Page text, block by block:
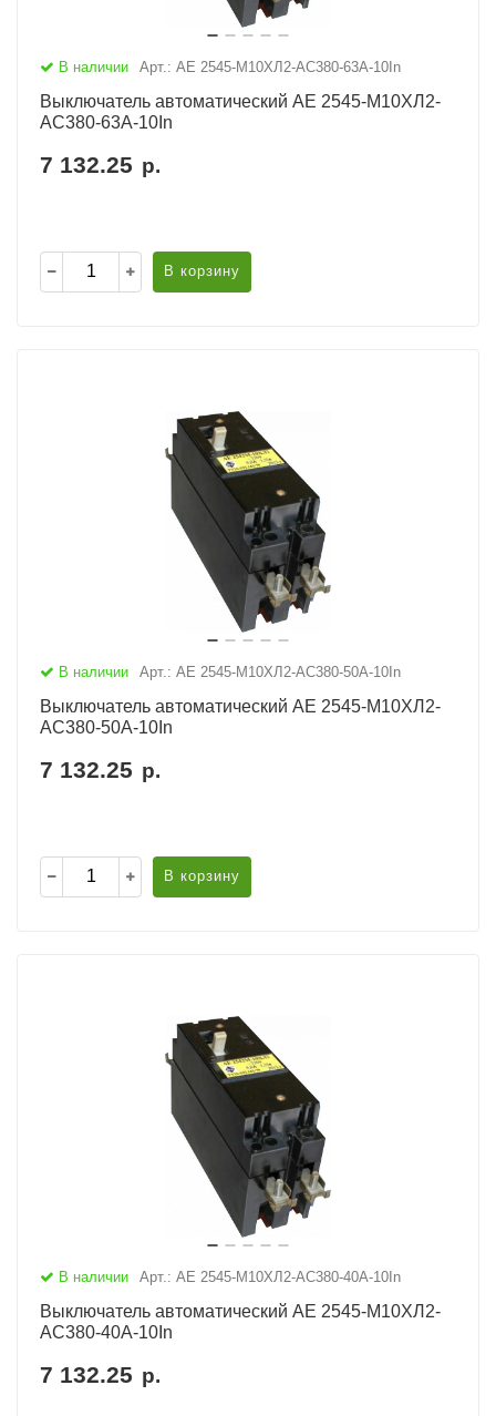
В наличии Арт.: АЕ 2545-М10ХЛ2-AC380-63А-10In
Выключатель автоматический АЕ 2545-М10ХЛ2-
AC380-63А-10In
7 132.25 р.
В корзину
В наличии Арт.: АЕ 2545-М10ХЛ2-AC380-50А-10In
Выключатель автоматический АЕ 2545-М10ХЛ2-
AC380-50А-10In
7 132.25 р.
В корзину
В наличии Арт.: АЕ 2545-М10ХЛ2-AC380-40А-10In
Выключатель автоматический АЕ 2545-М10ХЛ2-
AC380-40А-10In
7 132.25 р.